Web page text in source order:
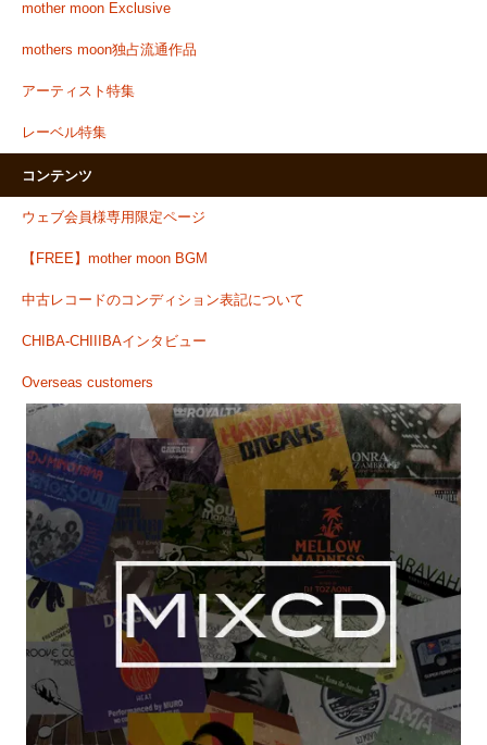
mother moon Exclusive
mothers moon独占流通作品
アーティスト特集
レーベル特集
コンテンツ
ウェブ会員様専用限定ページ
【FREE】mother moon BGM
中古レコードのコンディション表記について
CHIBA-CHIIIBAインタビュー
Overseas customers